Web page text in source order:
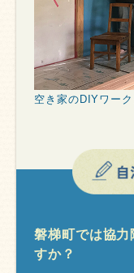
空き家のDIYワー
磐梯町では協力
すか？